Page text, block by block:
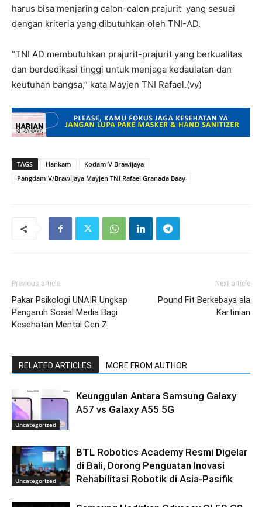
harus bisa menjaring calon-calon prajurit yang sesuai
dengan kriteria yang dibutuhkan oleh TNI-AD.
“TNI AD membutuhkan prajurit-prajurit yang berkualitas
dan berdedikasi tinggi untuk menjaga kedaulatan dan
keutuhan bangsa,” kata Mayjen TNI Rafael.(vy)
TAGS Hankam
Kodam V Brawijaya
Pangdam V/Brawijaya Mayjen TNI Rafael Granada Baay
Previous article
Pakar Psikologi UNAIR Ungkap
Pengaruh Sosial Media Bagi
Kesehatan Mental Gen Z
Next article
Pound Fit Berkebaya ala
Kartinian
RELATED ARTICLES MORE FROM AUTHOR
Uncategorized
Keunggulan Antara Samsung Galaxy
A57 vs Galaxy A55 5G
Uncategorized
BTL Robotics Academy Resmi Digelar
di Bali, Dorong Penguatan Inovasi
Rehabilitasi Robotik di Asia-Pasifik